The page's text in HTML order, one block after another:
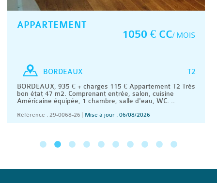
APPARTEMENT
1050 € CC/ MOIS
T2
BORDEAUX
BORDEAUX, 935 € + charges 115 € Appartement T2 Très
bon état 47 m2. Comprenant entrée, salon, cuisine
Américaine équipée, 1 chambre, salle d'eau, WC. ..
Référence : 29-0068-26 Mise à jour : 06/08/2026